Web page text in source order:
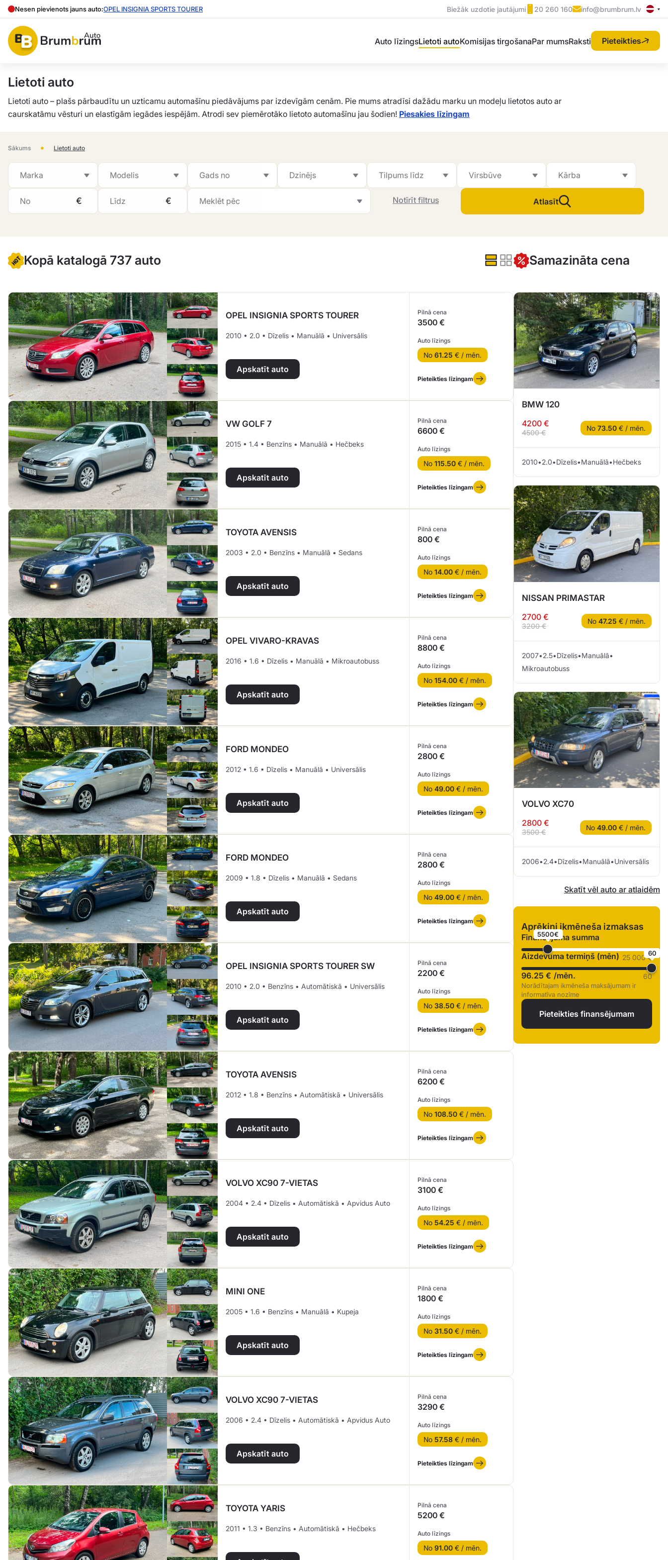
Nesen pievienots jauns auto:OPEL INSIGNIA SPORTS TOURER Biežāk uzdotie jautājumi 20 260 160 info@brumbrum.lv
Auto līzingsLietoti autoKomisijas tirgošanaPar mumsRaksti Pieteikties
Lietoti auto
Lietoti auto – plašs pārbaudītu un uzticamu automašīnu piedāvājums par izdevīgām cenām. Pie mums atradīsi dažādu marku un modeļu lietotos auto ar
caurskatāmu vēsturi un elastīgām iegādes iespējām. Atrodi sev piemērotāko lietoto automašīnu jau šodien! Piesakies līzingam
Sākums • Lietoti auto
Notīrīt filtrus Atlasīt
Kopā katalogā 737 auto
OPEL INSIGNIA SPORTS TOURER
2010 • 2.0 • Dīzelis • Manuālā • Universālis
Apskatīt auto
Pilnā cena
3500 €
Auto līzings
No 61.25 € / mēn.
Pieteikties līzingam
VW GOLF 7
2015 • 1.4 • Benzīns • Manuālā • Hečbeks
Apskatīt auto
Pilnā cena
6600 €
Auto līzings
No 115.50€ / mēn.
Pieteikties līzingam
TOYOTA AVENSIS
2003 • 2.0 • Benzīns • Manuālā • Sedans
Apskatīt auto
Pilnā cena
800 €
Auto līzings
No 14.00€ / mēn.
Pieteikties līzingam
OPEL VIVARO-KRAVAS
2016 • 1.6 • Dīzelis • Manuālā • Mikroautobuss
Apskatīt auto
Pilnā cena
8800 €
Auto līzings
No 154.00€ / mēn.
Pieteikties līzingam
FORD MONDEO
2012 • 1.6 • Dīzelis • Manuālā • Universālis
Apskatīt auto
Pilnā cena
2800 €
Auto līzings
No 49.00€ / mēn.
Pieteikties līzingam
FORD MONDEO
2009 • 1.8 • Dīzelis • Manuālā • Sedans
Apskatīt auto
Pilnā cena
2800 €
Auto līzings
No 49.00€ / mēn.
Pieteikties līzingam
OPEL INSIGNIA SPORTS TOURER SW
2010 • 2.0 • Benzīns • Automātiskā • Universālis
Apskatīt auto
Pilnā cena
2200 €
Auto līzings
No 38.50€ / mēn.
Pieteikties līzingam
TOYOTA AVENSIS
2012 • 1.8 • Benzīns • Automātiskā • Universālis
Apskatīt auto
Pilnā cena
6200 €
Auto līzings
No 108.50€ / mēn.
Pieteikties līzingam
VOLVO XC90 7-VIETAS
2004 • 2.4 • Dīzelis • Automātiskā • Apvidus Auto
Apskatīt auto
Pilnā cena
3100 €
Auto līzings
No 54.25 € / mēn.
Pieteikties līzingam
MINI ONE
2005 • 1.6 • Benzīns • Manuālā • Kupeja
Apskatīt auto
Pilnā cena
1800 €
Auto līzings
No 31.50€ / mēn.
Pieteikties līzingam
VOLVO XC90 7-VIETAS
2006 • 2.4 • Dīzelis • Automātiskā • Apvidus Auto
Apskatīt auto
Pilnā cena
3290 €
Auto līzings
No 57.58€ / mēn.
Pieteikties līzingam
TOYOTA YARIS
2011 • 1.3 • Benzīns • Automātiskā • Hečbeks
Pilnā cena
5200 €
Auto līzings
No 91.00€ / mēn.
Samazināta cena
BMW 120
4200 €
4500 €
No 73.50 € / mēn.
2010•2.0•Dīzelis•Manuālā•Hečbeks
NISSAN PRIMASTAR
2700 €
3200 €
No 47.25 € / mēn.
2007•2.5•Dīzelis•Manuālā•
Mikroautobuss
VOLVO XC70
2800 €
3500 €
No 49.00 € / mēn.
2006•2.4•Dīzelis•Manuālā•Universālis
Skatīt vēl auto ar atlaidēm
Aprēķini ikmēneša izmaksas
Finansējuma summa
5500€
25 000 €
Aizdevuma termiņš (mēn) 60
60
96.25 € /mēn.
Norādītajam ikmēneša maksājumam ir
informatīva nozīme
Pieteikties finansējumam